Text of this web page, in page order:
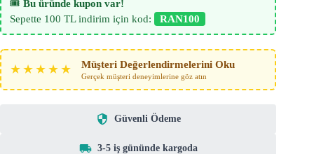
🎟️ Bu üründe kupon var!
Sepette 100 TL indirim için kod:
RAN100
★★★★★ Müşteri Değerlendirmelerini Oku
Gerçek müşteri deneyimlerine göz atın
Güvenli Ödeme
3-5 iş gününde kargoda